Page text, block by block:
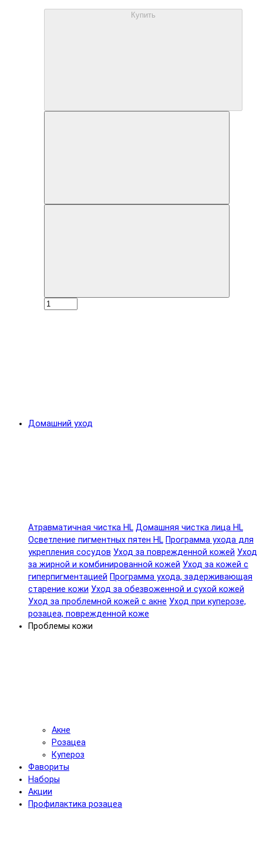
Купить
Домашний уход
Атравматичная чистка HL Домашняя чистка лица HL
Осветление пигментных пятен HL Программа ухода для
укрепления сосудов Уход за поврежденной кожей Уход
за жирной и комбинированной кожей Уход за кожей с
гиперпигментацией Программа ухода, задерживающая
старение кожи Уход за обезвоженной и сухой кожей
Уход за проблемной кожей с акне Уход при куперозе,
розацеа, поврежденной коже
Проблемы кожи
Акне
Розацеа
Купероз
Фавориты
Наборы
Акции
Профилактика розацеа